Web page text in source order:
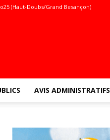
(Haut-Doubs/Grand Besançon)
AVIS ADMINISTRATIFS